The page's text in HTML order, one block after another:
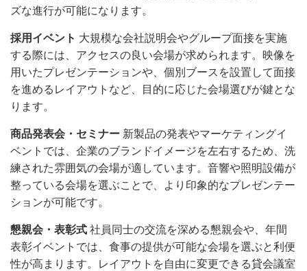
ズな進行が可能になります。
採用イベント 大規模な会社説明会やグループ面接を実施
する際には、アクセスの良い会場が求められます。映像を
用いたプレゼンテーションや、個別ブースを設置して面接
を進めるレイアウトなど、目的に応じた会場選びが鍵とな
ります。
商品発表会・セミナー 新製品の発表やマーケティングイ
ベントでは、企業のブランドイメージを左右するため、洗
練された雰囲気の会場が適しています。音響や照明設備が
整っている会場を選ぶことで、より印象的なプレゼンテー
ションが可能です。
懇親会・表彰式 社員同士の交流を深める懇親会や、年間
表彰イベントでは、食事の提供が可能な会場を選ぶと利便
性が高まります。レイアウトを自由に変更できる貸会議室